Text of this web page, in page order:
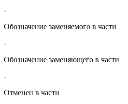
-
Обозначение заменяемого в части
-
Обозначение заменяющего в части
-
Отменен в части